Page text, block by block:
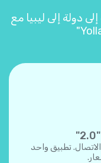
إلى دولة إلى ليبيا مع
تطبيق واحد